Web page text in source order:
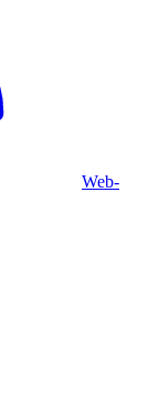
Web-